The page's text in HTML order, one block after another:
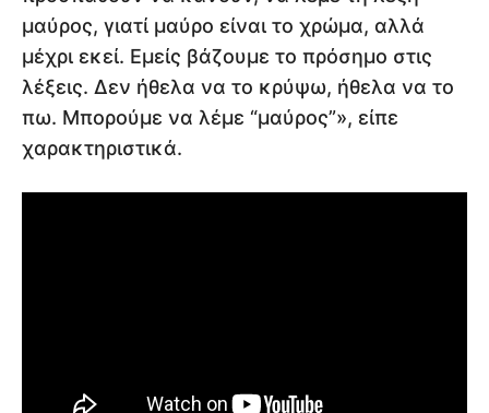
μαύρος, γιατί μαύρο είναι το χρώμα, αλλά
μέχρι εκεί. Εμείς βάζουμε το πρόσημο στις
λέξεις. Δεν ήθελα να το κρύψω, ήθελα να το
πω. Μπορούμε να λέμε “μαύρος”», είπε
χαρακτηριστικά.